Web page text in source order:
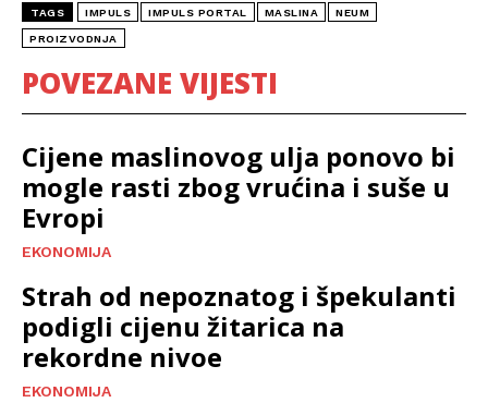
TAGS IMPULS IMPULS PORTAL MASLINA NEUM
PROIZVODNJA
POVEZANE VIJESTI
Cijene maslinovog ulja ponovo bi
mogle rasti zbog vrućina i suše u
Evropi
EKONOMIJA
Strah od nepoznatog i špekulanti
podigli cijenu žitarica na
rekordne nivoe
EKONOMIJA